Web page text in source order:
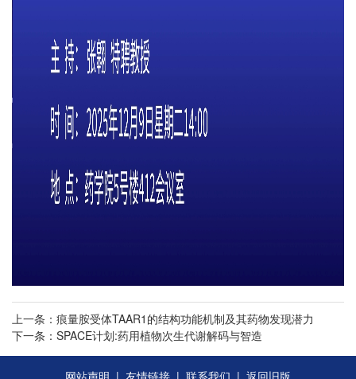
上一条：痕量胺受体TAAR1的结构功能机制及其药物发现潜力
下一条：SPACE计划:药用植物次生代谢解码与智造